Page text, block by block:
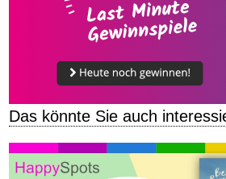
Das könnte Sie auch